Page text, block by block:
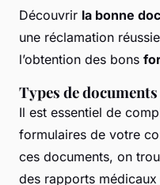
Découvrir la bonne
une réclamation
l’obtention des bons
Types de
Il est essentiel de
formulaires de votre
ces documents, on
des rapports